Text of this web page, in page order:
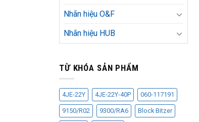
Nhãn hiệu O&F
Nhãn hiệu HUB
TỪ KHÓA SẢN PHẨM
4JE-22Y 4JE-22Y-40P 060-117191
9150/R02 9300/RA6 Block Bitzer